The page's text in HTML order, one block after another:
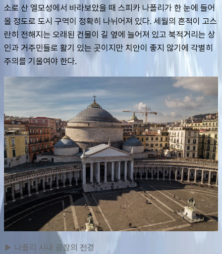
소로 산 엘모성에서 바라보았을 때 스피카 나폴리가 한 눈에 들어
올 정도로 도시 구역이 정확히 나뉘어져 있다. 세월의 흔적이 고스
란히 전해지는 오래된 건물이 길 옆에 늘어져 있고 북적거리는 상
인과 거주민들로 활기 있는 곳이지만 치안이 좋지 않기에 각별히
주의를 기울여야 한다.
▶ 나폴리 시내 광장의 전경